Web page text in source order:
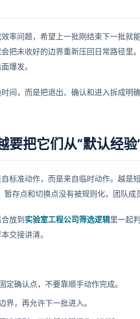
率问题，希望上一批刚结束下一批就
把未收好的边界重新压回日常路径里
爆发。
间，而是把退出、确认和进入拆成明
要把它们从“默认经验
标准动作，而是来自临时动作。越是
暂存点和切换点没有被规则化，团队成
放到 实验室工程公司筛选逻辑里一起
交接讲清。
定确认点，不要靠顺手动作完成。
界，再允许下一批进入。